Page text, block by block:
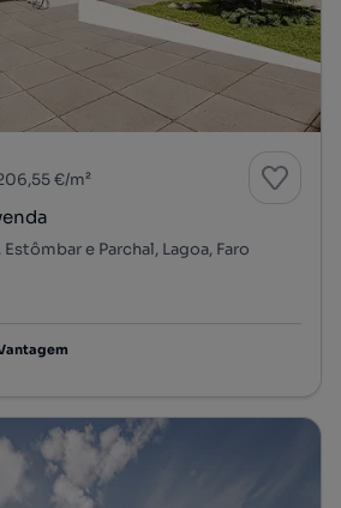
€/m²
Estômbar e Parchal, Lagoa, Faro